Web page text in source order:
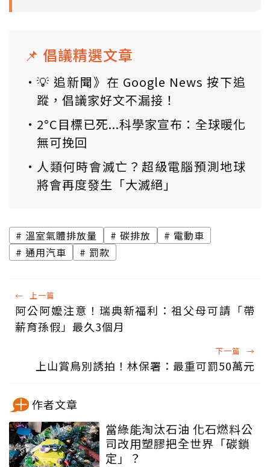
📌 倡議精選文章
💡 追新聞》在 Google News 按下追
蹤，倡議家好文不漏接！
2°C目標已死...科學家宣布：全球暖化
無可挽回
人類何時會滅亡？超級電腦預測地球
將會再度發生「大滅絕」
溫室氣體排放量 碳排放
電動車
通用汽車
罰款
← 上一篇
阿公阿嬤注意！瑞典新福利：祖父母可請「帶
薪育孫假」最久3個月
下一篇 →
上山賞鳥別誘拍！林保署：最重可罰50萬元
作者文章
當綠能淘汰石油 化石燃料公
司改用塑膠把全世界「碳鎖
定」？